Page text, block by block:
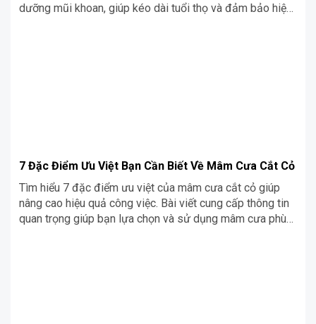
dưỡng mũi khoan, giúp kéo dài tuổi thọ và đảm bảo hiệu
7 Đặc Điểm Ưu Việt Bạn Cần Biết Về Mâm Cưa Cắt Cỏ
Tìm hiểu 7 đặc điểm ưu việt của mâm cưa cắt cỏ giúp
nâng cao hiệu quả công việc. Bài viết cung cấp thông tin
quan trọng giúp bạn lựa chọn và sử dụng mâm cưa phù